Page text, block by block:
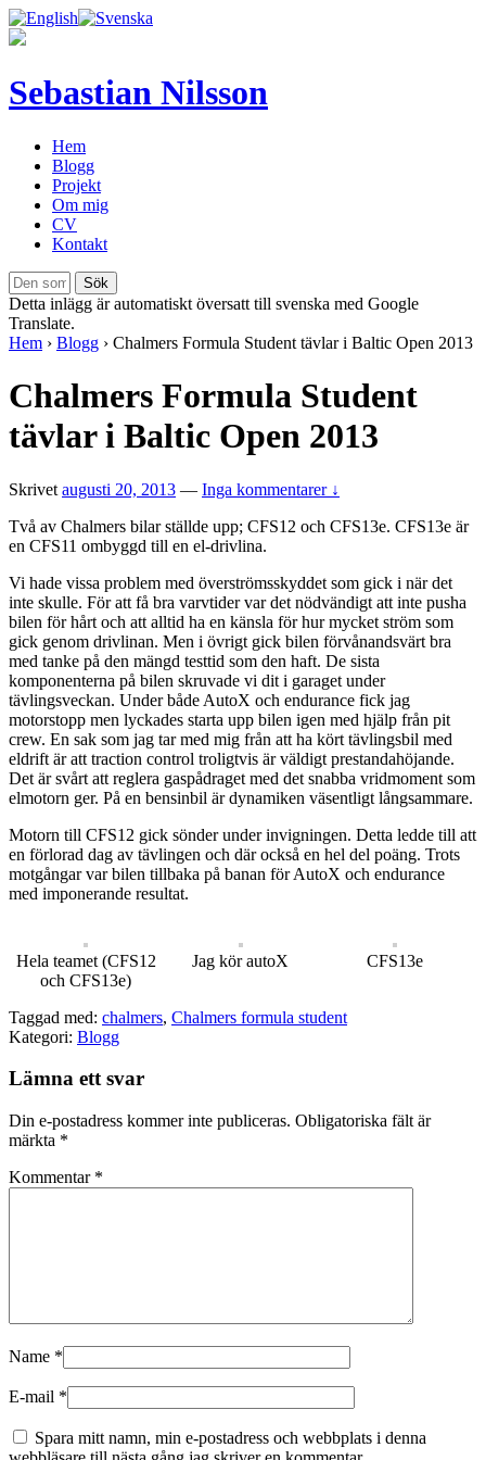
Sebastian Nilsson
Hem
Blogg
Projekt
Om mig
CV
Kontakt
Detta inlägg är automatiskt översatt till svenska med Google
Translate.
Hem › Blogg › Chalmers Formula Student tävlar i Baltic Open 2013
Chalmers Formula Student
tävlar i Baltic Open 2013
Skrivet augusti 20, 2013 — Inga kommentarer ↓
Två av Chalmers bilar ställde upp; CFS12 och CFS13e. CFS13e är
en CFS11 ombyggd till en el-drivlina.
Vi hade vissa problem med överströmsskyddet som gick i när det
inte skulle. För att få bra varvtider var det nödvändigt att inte pusha
bilen för hårt och att alltid ha en känsla för hur mycket ström som
gick genom drivlinan. Men i övrigt gick bilen förvånandsvärt bra
med tanke på den mängd testtid som den haft. De sista
komponenterna på bilen skruvade vi dit i garaget under
tävlingsveckan. Under både AutoX och endurance fick jag
motorstopp men lyckades starta upp bilen igen med hjälp från pit
crew. En sak som jag tar med mig från att ha kört tävlingsbil med
eldrift är att traction control troligtvis är väldigt prestandahöjande.
Det är svårt att reglera gaspådraget med det snabba vridmoment som
elmotorn ger. På en bensinbil är dynamiken väsentligt långsammare.
Motorn till CFS12 gick sönder under invigningen. Detta ledde till att
en förlorad dag av tävlingen och där också en hel del poäng. Trots
motgångar var bilen tillbaka på banan för AutoX och endurance
med imponerande resultat.
Hela teamet (CFS12
och CFS13e)
Jag kör autoX CFS13e
Taggad med: chalmers, Chalmers formula student
Kategori: Blogg
Lämna ett svar
Din e-postadress kommer inte publiceras. Obligatoriska fält är
märkta *
Kommentar *
Name *
E-mail *
Spara mitt namn, min e-postadress och webbplats i denna